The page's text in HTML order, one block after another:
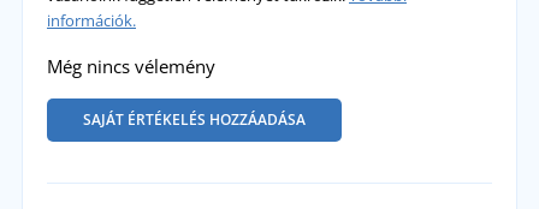
információk.
Még nincs vélemény
SAJÁT ÉRTÉKELÉS HOZZÁADÁSA